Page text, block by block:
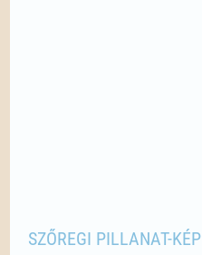
SZŐREGI PILLANAT-KÉP